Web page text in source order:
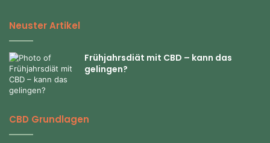
Neuster Artikel
Frühjahrsdiät mit CBD – kann das
gelingen?
CBD Grundlagen